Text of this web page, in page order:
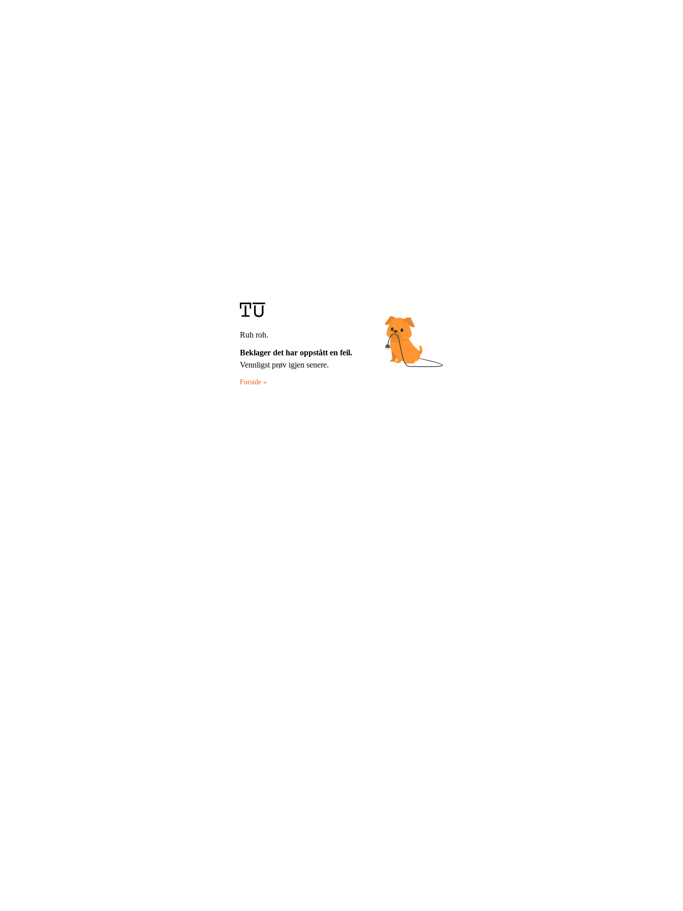
Ruh roh.
Beklager det har oppstått en feil.
Vennligst prøv igjen senere.
Forside »